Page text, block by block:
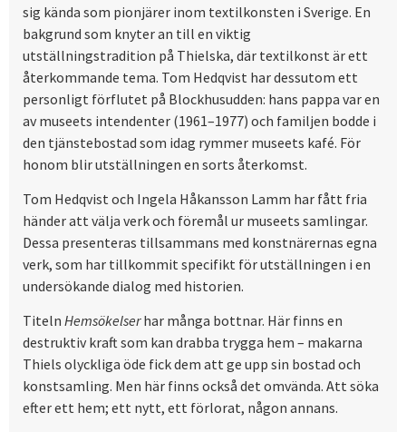
sig kända som pionjärer inom textilkonsten i Sverige. En
bakgrund som knyter an till en viktig
utställningstradition på Thielska, där textilkonst är ett
återkommande tema. Tom Hedqvist har dessutom ett
personligt förflutet på Blockhusudden: hans pappa var en
av museets intendenter (1961–1977) och familjen bodde i
den tjänstebostad som idag rymmer museets kafé. För
honom blir utställningen en sorts återkomst.
Tom Hedqvist och Ingela Håkansson Lamm har fått fria
händer att välja verk och föremål ur museets samlingar.
Dessa presenteras tillsammans med konstnärernas egna
verk, som har tillkommit specifikt för utställningen i en
undersökande dialog med historien.
Titeln Hemsökelserhar många bottnar. Här finns en
destruktiv kraft som kan drabba trygga hem – makarna
Thiels olyckliga öde fick dem att ge upp sin bostad och
konstsamling. Men här finns också det omvända. Att söka
efter ett hem; ett nytt, ett förlorat, någon annans.